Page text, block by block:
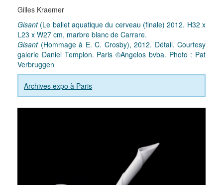
Gilles Kraemer
Gisant(Le ballet aquatique du cerveau (finale) 2012. H32 x
L23 x W27 cm, marbre blanc de Carrare.
Gisant(Hommage à E. C. Crosby), 2012. Détail. Courtesy
galerie Daniel Templon. Paris ©Angelos bvba. Photo : Pat
Verbruggen
Archives expo à Paris